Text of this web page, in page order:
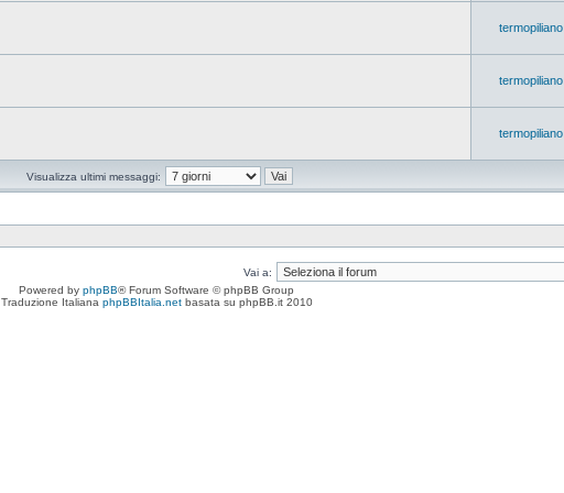
termopiliano
termopiliano
termopiliano
Visualizza ultimi messaggi:
Vai a:
Powered by phpBB® Forum Software © phpBB Group
Traduzione Italiana phpBBItalia.netbasata su phpBB.it 2010